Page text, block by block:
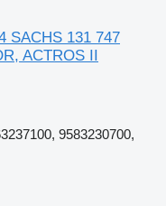
SACHS 131 747
ACTROS II
9583230700,